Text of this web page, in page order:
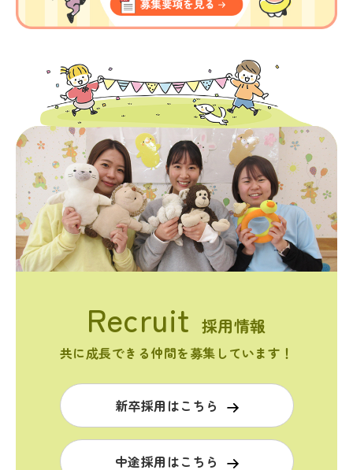
採用情報
共に成長できる仲間を募集しています！
新卒採用はこちら
中途採用はこちら